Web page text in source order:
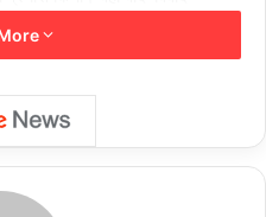
और उसकी भूमिका पर सशक्त
में इसकी महत्ता को स्पष्ट
इस आयोजन की प्रमुख विशेषता
में सामाजिक उत्तरदायित्व,
करने की दिशा में एक सराहनीय